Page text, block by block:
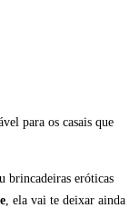
para os casais que
brincadeiras eróticas
, ela vai te deixar ainda